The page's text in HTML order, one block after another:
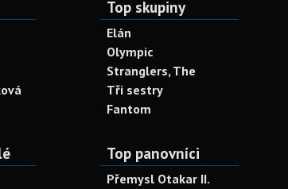
Top skupiny
Elán
Olympic
Stranglers, The
Tři sestry
Fantom
Top panovníci
Přemysl Otakar II.